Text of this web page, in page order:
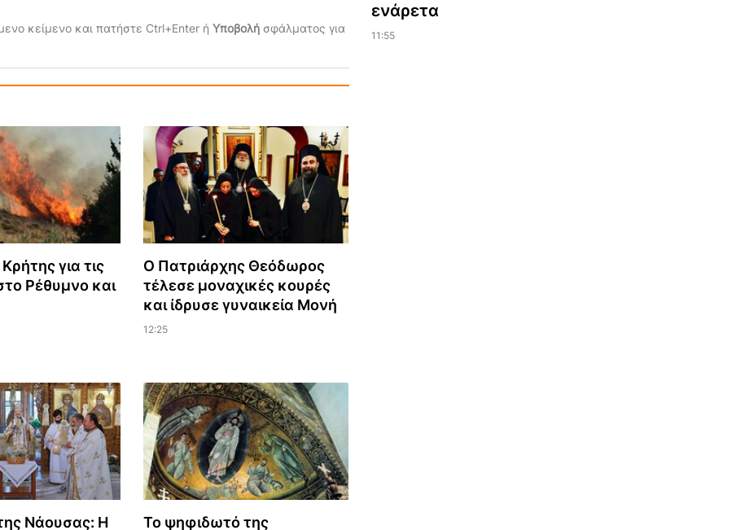
κείμενο και πατήστε Ctrl+Enter ή Υποβολήσφάλματος για
για τις
Ρέθυμνο και
Ο Πατριάρχης Θεόδωρος
τέλεσε μοναχικές κουρές
και ίδρυσε γυναικεία Μονή
12:25
Νάουσας: Η Το ψηφιδωτό της
ενάρετα
11:55